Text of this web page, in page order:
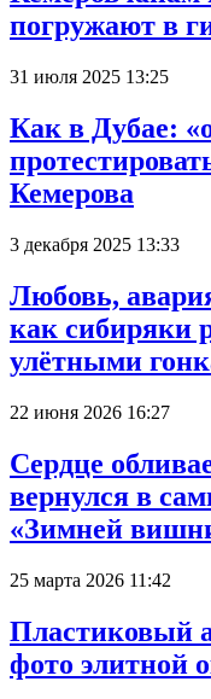
погружают в
31 июля 2025 13:25
Как в Дубае:
Кемерова
3 декабря 2025 13:33
Любовь,
как сибиряки
улётными
22 июня 2026 16:27
Сердце
вернулся в
«Зимней
25 марта 2026 11:42
Пластиковый
фото элитной